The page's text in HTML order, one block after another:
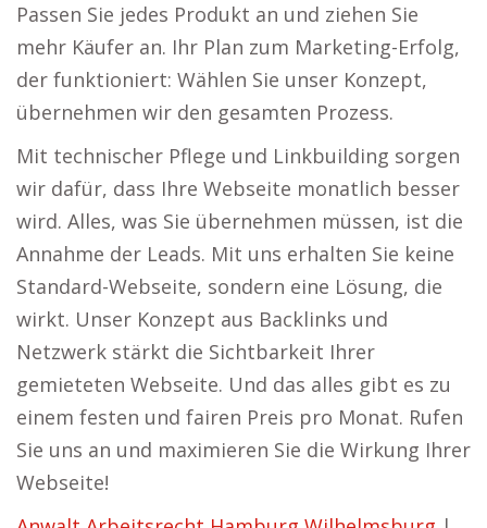
Passen Sie jedes Produkt an und ziehen Sie
mehr Käufer an. Ihr Plan zum Marketing-Erfolg,
der funktioniert: Wählen Sie unser Konzept,
übernehmen wir den gesamten Prozess.
Mit technischer Pflege und Linkbuilding sorgen
wir dafür, dass Ihre Webseite monatlich besser
wird. Alles, was Sie übernehmen müssen, ist die
Annahme der Leads. Mit uns erhalten Sie keine
Standard-Webseite, sondern eine Lösung, die
wirkt. Unser Konzept aus Backlinks und
Netzwerk stärkt die Sichtbarkeit Ihrer
gemieteten Webseite. Und das alles gibt es zu
einem festen und fairen Preis pro Monat. Rufen
Sie uns an und maximieren Sie die Wirkung Ihrer
Webseite!